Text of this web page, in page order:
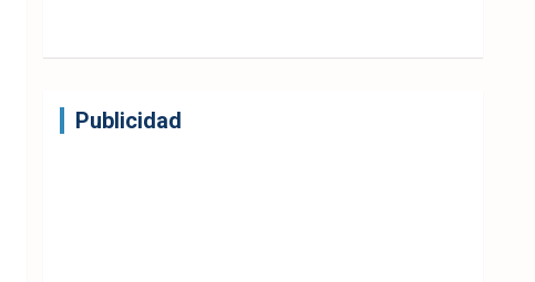
Publicidad